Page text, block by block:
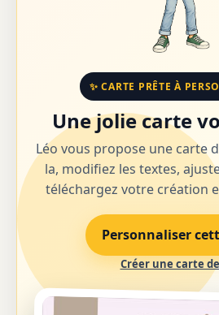
✨ CARTE PRÊTE À
Une jolie carte
Léo vous propose une carte
la, modifiez les textes,
téléchargez votre création
Personnaliser
Créer une carte